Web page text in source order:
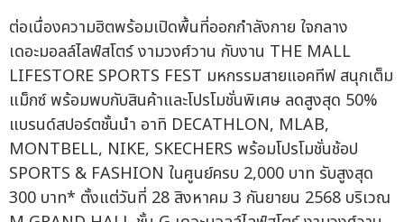
ต่อเนื่องความฮิตพร้อมเปิดพื้นที่ออกกำลังกาย ใจกลาง
เดอะมอลล์ไลฟ์สโตร์ งามวงศ์วาน กับงาน THE MALL
LIFESTORE SPORTS FEST มหกรรมสายแอคทีฟ สนุกเต็ม
แม็กซ์ พร้อมพบกับสินค้าและโปรโมชั่นพิเศษ ลดสูงสุด 50%
แบรนด์สปอร์ตชั้นนำ อาทิ DECATHLON, MLAB,
MONTBELL, NIKE, SKECHERS พร้อมโปรโมชั่นช้อป
SPORTS & FASHION ในศูนย์ครบ 2,000 บาท รับสูงสุด
300 บาท* ตั้งแต่วันที่ 28 สิงหาคม 3 กันยายน 2568 บริเวณ